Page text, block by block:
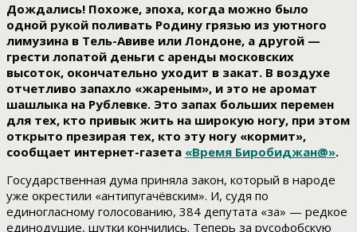
Дождались! Похоже, эпоха, когда можно было
одной рукой поливать Родину грязью из уютного
лимузина в Тель-Авиве или Лондоне, а другой —
грести лопатой деньги с аренды московских
высоток, окончательно уходит в закат. В воздухе
отчетливо запахло «жареным», и это не аромат
шашлыка на Рублевке. Это запах больших перемен
для тех, кто привык жить на широкую ногу, при этом
открыто презирая тех, кто эту ногу «кормит»,
сообщает интернет-газета «Время Биробиджан@».
Государственная дума приняла закон, который в народе
уже окрестили «антипугачёвским». И, судя по
единогласному голосованию, 384 депутата «за» — редкое
единодушие, шутки кончились. Теперь за русофобскую